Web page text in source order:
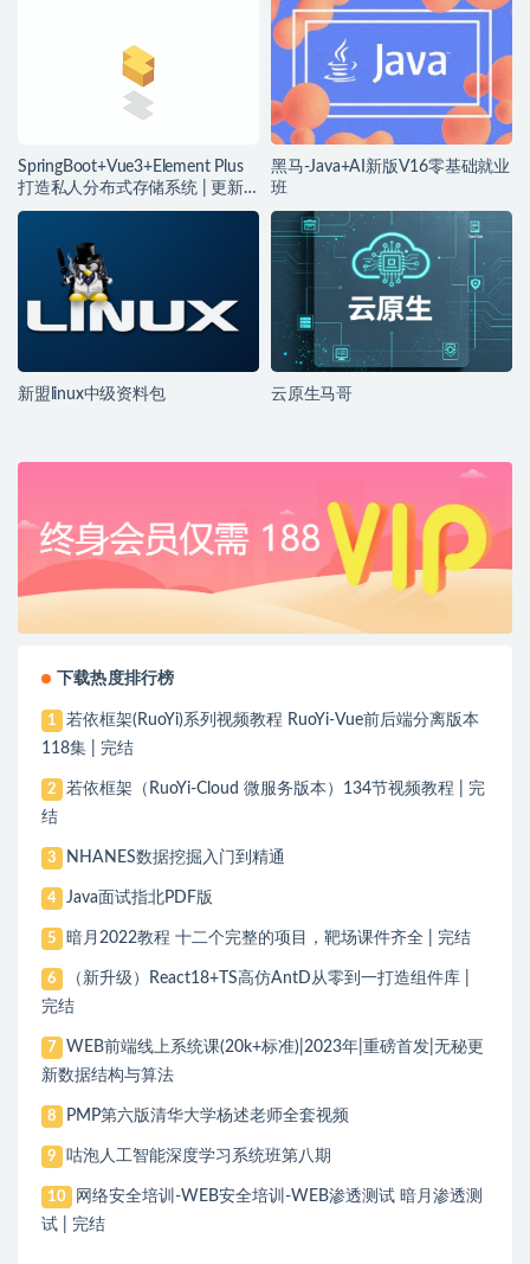
SpringBoot+Vue3+Element Plus
打造私人分布式存储系统 | 更新
完结
黑马-Java+AI新版V16零基础就业
班
新盟linux中级资料包 云原生马哥
下载热度排行榜
1
若依框架(RuoYi)系列视频教程 RuoYi-Vue前后端分离版本
118集 | 完结
2
若依框架（RuoYi-Cloud 微服务版本）134节视频教程 | 完
结
3 NHANES数据挖掘入门到精通
4 Java面试指北PDF版
5 暗月2022教程 十二个完整的项目，靶场课件齐全 | 完结
6
（新升级）React18+TS高仿AntD从零到一打造组件库 |
完结
7
WEB前端线上系统课(20k+标准)|2023年|重磅首发|无秘更
新数据结构与算法
8 PMP第六版清华大学杨述老师全套视频
9 咕泡人工智能深度学习系统班第八期
10
网络安全培训-WEB安全培训-WEB渗透测试 暗月渗透测
试 | 完结